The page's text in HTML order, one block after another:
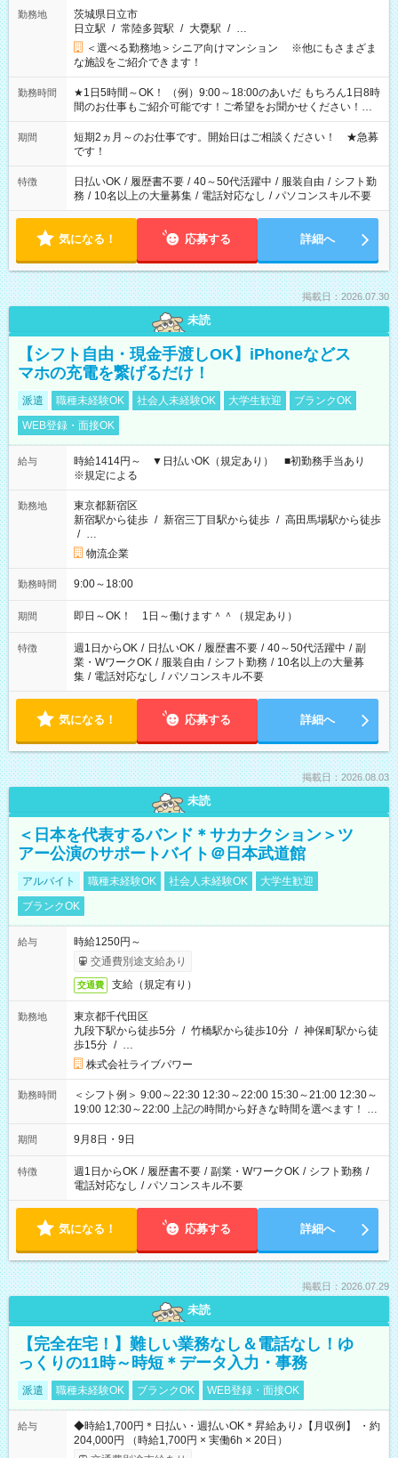
勤務地
茨城県日立市
日立駅 / 常陸多賀駅 / 大甕駅 / …
＜選べる勤務地＞シニア向けマンション ※他にもさまざま
な施設をご紹介できます！
勤務時間
★1日5時間～OK！ （例）9:00～18:00のあいだ もちろん1日8時
間のお仕事もご紹介可能です！ご希望をお聞かせください！★
家庭の都合でお休みが必要な場合も遠慮なくご相談ください。
※週最低15時間以上の勤務が必要です
期間
短期2ヵ月～のお仕事です。開始日はご相談ください！ ★急募
です！
特徴 日払いOK / 履歴書不要 / 40～50代活躍中 / 服装自由 / シフト勤
務 / 10名以上の大量募集 / 電話対応なし / パソコンスキル不要
気になる！ 応募する 詳細へ
掲載日：2026.07.30
未読
【シフト自由・現金手渡しOK】iPhoneなどス
マホの充電を繋げるだけ！
派遣 職種未経験OK 社会人未経験OK 大学生歓迎
ブランクOK
WEB登録・面接OK
給与
時給1414円～ ▼日払いOK（規定あり） ■初勤務手当あり
※規定による
勤務地
東京都新宿区
新宿駅から徒歩 / 新宿三丁目駅から徒歩 / 高田馬場駅から徒歩
/ …
物流企業
勤務時間 9:00～18:00
期間 即日～OK！ 1日～働けます＾＾（規定あり）
特徴 週1日からOK / 日払いOK / 履歴書不要 / 40～50代活躍中 / 副
業・WワークOK / 服装自由 / シフト勤務 / 10名以上の大量募
集 / 電話対応なし / パソコンスキル不要
気になる！ 応募する 詳細へ
掲載日：2026.08.03
未読
＜日本を代表するバンド＊サカナクション＞ツ
アー公演のサポートバイト＠日本武道館
アルバイト 職種未経験OK 社会人未経験OK
大学生歓迎
ブランクOK
給与
時給1250円～
交通費別途支給あり
交通費 支給（規定有り）
勤務地
東京都千代田区
九段下駅から徒歩5分 / 竹橋駅から徒歩10分 / 神保町駅から徒
歩15分 / …
株式会社ライブパワー
勤務時間
＜シフト例＞ 9:00～22:30 12:30～22:00 15:30～21:00 12:30～
19:00 12:30～22:00 上記の時間から好きな時間を選べます！ ※
時間は変更となる可能性があります
期間 9月8日・9日
特徴 週1日からOK / 履歴書不要 / 副業・WワークOK / シフト勤務 /
電話対応なし / パソコンスキル不要
気になる！ 応募する 詳細へ
掲載日：2026.07.29
未読
【完全在宅！】難しい業務なし＆電話なし！ゆ
っくりの11時～時短＊データ入力・事務
派遣 職種未経験OK ブランクOK WEB登録・面接OK
給与
◆時給1,700円＊日払い・週払いOK＊昇給あり♪【月収例】 ・約
204,000円 （時給1,700円 × 実働6h × 20日）